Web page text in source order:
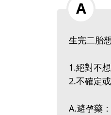
生完二胎
1‭.‬絕對不
2‭.‬不確定
A.避孕藥